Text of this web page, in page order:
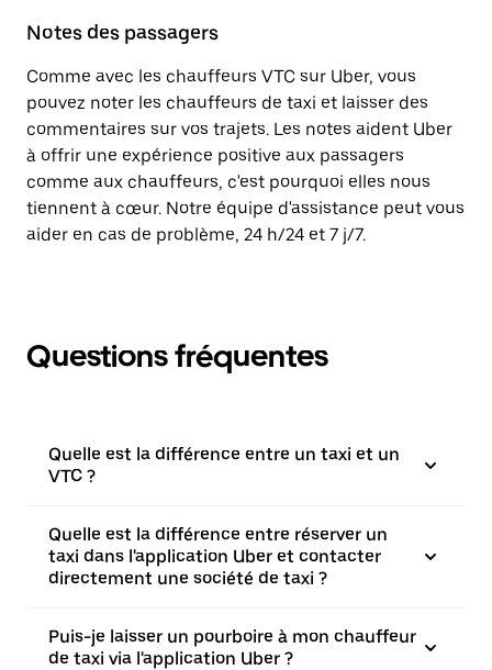
Notes des passagers
Comme avec les chauffeurs VTC sur Uber, vous
pouvez noter les chauffeurs de taxi et laisser des
commentaires sur vos trajets. Les notes aident Uber
à offrir une expérience positive aux passagers
comme aux chauffeurs, c'est pourquoi elles nous
tiennent à cœur. Notre équipe d'assistance peut vous
aider en cas de problème, 24 h/24 et 7 j/7.
Questions fréquentes
Quelle est la différence entre un taxi et un
VTC ?
Quelle est la différence entre réserver un
taxi dans l'application Uber et contacter
directement une société de taxi ?
Puis-je laisser un pourboire à mon chauffeur
de taxi via l'application Uber ?